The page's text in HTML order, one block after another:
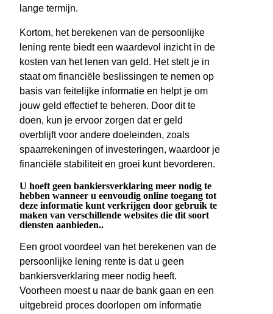
lange termijn.
Kortom, het berekenen van de persoonlijke
lening rente biedt een waardevol inzicht in de
kosten van het lenen van geld. Het stelt je in
staat om financiële beslissingen te nemen op
basis van feitelijke informatie en helpt je om
jouw geld effectief te beheren. Door dit te
doen, kun je ervoor zorgen dat er geld
overblijft voor andere doeleinden, zoals
spaarrekeningen of investeringen, waardoor je
financiële stabiliteit en groei kunt bevorderen.
U hoeft geen bankiersverklaring meer nodig te
hebben wanneer u eenvoudig online toegang tot
deze informatie kunt verkrijgen door gebruik te
maken van verschillende websites die dit soort
diensten aanbieden..
Een groot voordeel van het berekenen van de
persoonlijke lening rente is dat u geen
bankiersverklaring meer nodig heeft.
Voorheen moest u naar de bank gaan en een
uitgebreid proces doorlopen om informatie